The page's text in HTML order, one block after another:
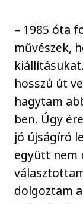
– 1985 óta
művészek,
hosszú út
hagytam
ben. Úgy
jó újságíró
együtt nem
dolgoztam